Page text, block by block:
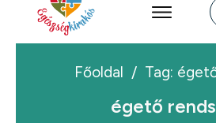
Főoldal / Tag:
égető